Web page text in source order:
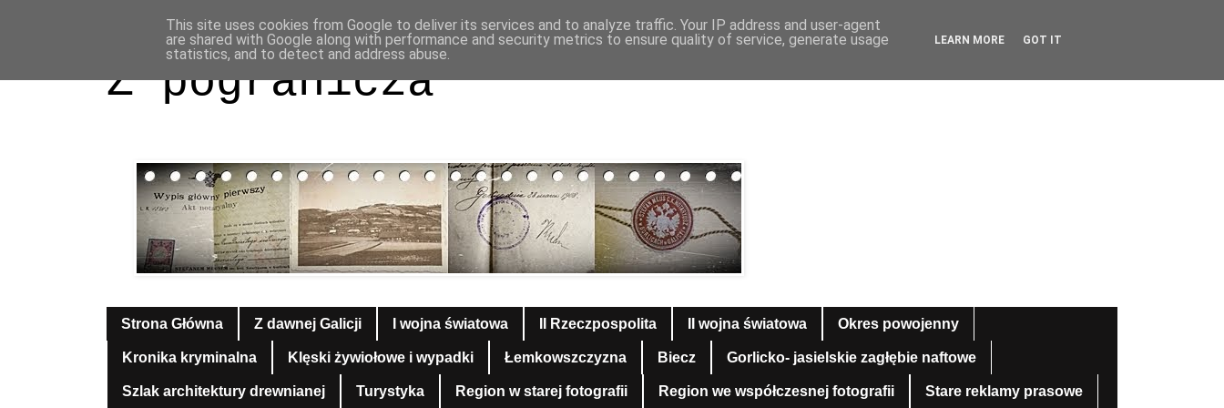
Z pogranicza
Strona Główna Z dawnej Galicji I wojna światowa II Rzeczpospolita II wojna światowa Okres powojenny
Kronika kryminalna Klęski żywiołowe i wypadki Łemkowszczyzna Biecz Gorlicko- jasielskie zagłębie naftowe
Szlak architektury drewnianej Turystyka Region w starej fotografii Region we współczesnej fotografii Stare reklamy prasowe
This site uses cookies from Google to deliver its services and to analyze traffic. Your IP address and user-agent
are shared with Google along with performance and security metrics to ensure quality of service, generate usage
statistics, and to detect and address abuse.
LEARN MORE GOT IT